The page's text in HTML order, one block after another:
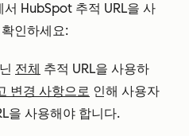
HubSpot 추적 URL을 사
인하세요:
전체 추적 URL을 사용하
변경 사항으로 인해 사용자
을 사용해야 합니다.